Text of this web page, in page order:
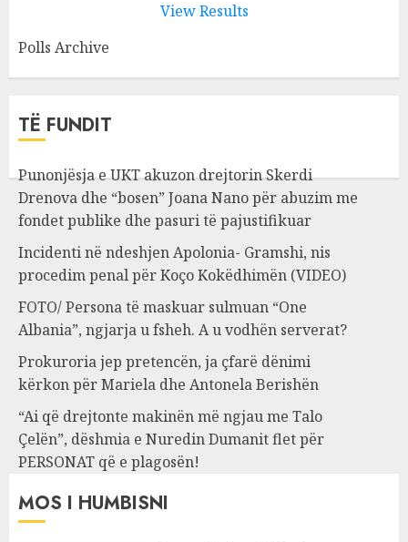
View Results
Polls Archive
TË FUNDIT
Punonjësja e UKT akuzon drejtorin Skerdi
Drenova dhe “bosen” Joana Nano për abuzim me
fondet publike dhe pasuri të pajustifikuar
Incidenti në ndeshjen Apolonia- Gramshi, nis
procedim penal për Koço Kokëdhimën (VIDEO)
FOTO/ Persona të maskuar sulmuan “One
Albania”, ngjarja u fsheh. A u vodhën serverat?
Prokuroria jep pretencën, ja çfarë dënimi
kërkon për Mariela dhe Antonela Berishën
“Ai që drejtonte makinën më ngjau me Talo
Çelën”, dëshmia e Nuredin Dumanit flet për
PERSONAT që e plagosën!
MOS I HUMBISNI